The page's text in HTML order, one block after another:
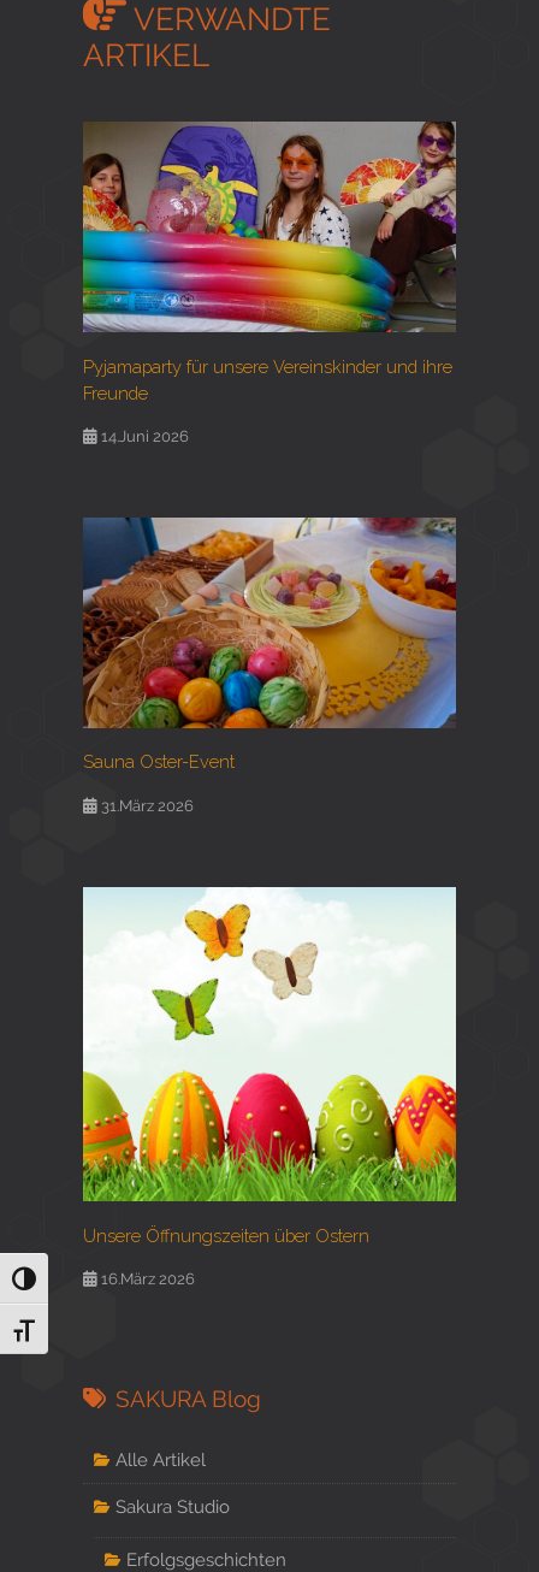
Umschalten auf hohe Kontraste
Schrift vergrößern
VERWANDTE
ARTIKEL
Pyjamaparty für unsere Vereinskinder und ihre
Freunde
14.Juni 2026
Sauna Oster-Event
31.März 2026
Unsere Öffnungszeiten über Ostern
16.März 2026
SAKURA Blog
Alle Artikel
Sakura Studio
Erfolgsgeschichten